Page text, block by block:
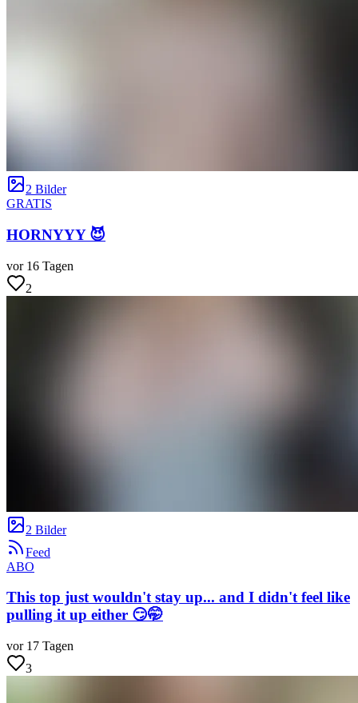
2 Bilder
GRATIS
HORNYYY 😈
vor 16 Tagen
2
2 Bilder
Feed
ABO
This top just wouldn't stay up... and I didn't feel like
pulling it up either 😏🤭
vor 17 Tagen
3